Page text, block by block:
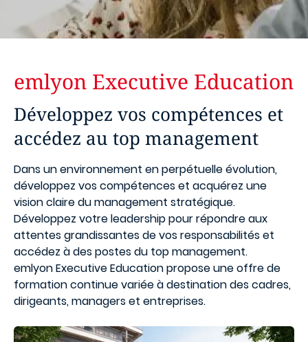
emlyon Executive Education
Développez vos compétences et
accédez au top management
Dans un environnement en perpétuelle évolution,
développez vos compétences et acquérez une
vision claire du management stratégique.
Développez votre leadership pour répondre aux
attentes grandissantes de vos responsabilités et
accédez à des postes du top management.
emlyon Executive Education propose une offre de
formation continue variée à destination des cadres,
dirigeants, managers et entreprises.